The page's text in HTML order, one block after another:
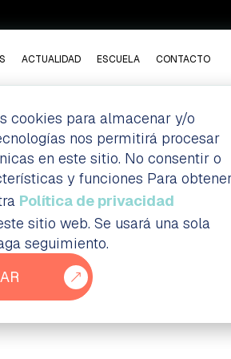
cookies para almacenar y/o
nos permitirá procesar
en este sitio. No consentir o
y funciones Para
Política de privacidad
sitio web. Se usará una sola
seguimiento.
ACTUALIDAD ESCUELA CONTACTO